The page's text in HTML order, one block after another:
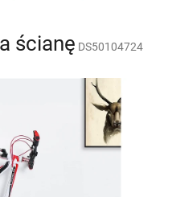
ścianę DS50104724